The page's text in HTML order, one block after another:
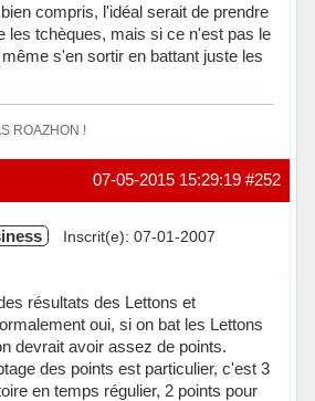
compris, l'idéal serait de prendre
les tchèques, mais si ce n'est pas le
s'en sortir en battant juste les
ROAZHON !
#252
07-05-2015 15:29:19
Inscrit(e): 07-01-2007
résultats des Lettons et
oui, si on bat les Lettons
devrait avoir assez de points.
des points est particulier, c'est 3
en temps régulier, 2 points pour